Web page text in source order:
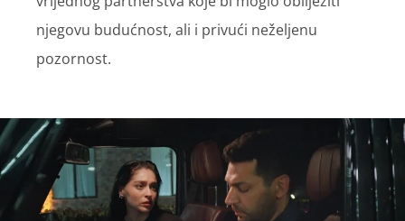
njegovu budućnost, ali i privući neželjenu
pozornost.